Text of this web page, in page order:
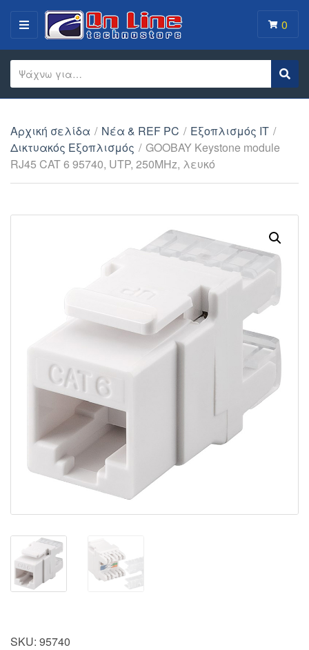
MENU
Category name
Search text
0
Αρχική σελίδα / Νέα & REF PC / Εξοπλισμός IT /
Δικτυακός Εξοπλισμός / GOOBAY Keystone module
RJ45 CAT 6 95740, UTP, 250MHz, λευκό
SKU: 95740